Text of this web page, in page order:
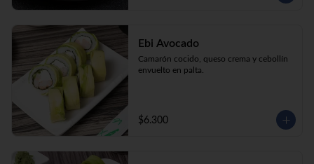
Ebi Avocado
Camarón cocido, queso crema y cebollín
envuelto en palta.
$6.300